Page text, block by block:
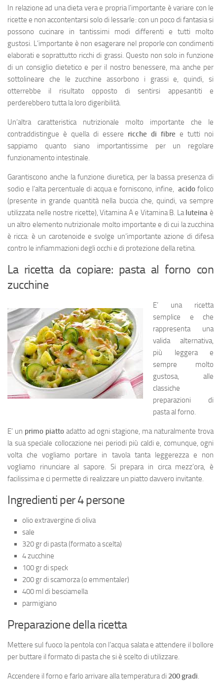
In relazione ad una dieta vera e propria l’importante è variare con le
ricette e non accontentarsi solo di lessarle: con un poco di fantasia si
possono cucinare in tantissimi modi differenti e tutti molto
gustosi. L’importante è non esagerare nel proporle con condimenti
elaborati e soprattutto ricchi di grassi. Questo non solo in funzione
di un consiglio dietetico e per il nostro benessere, ma anche per
sottolineare che le zucchine assorbono i grassi e, quindi, si
otterrebbe il risultato opposto di sentirsi appesantiti e
perderebbero tutta la loro digeribilità.
Un’altra caratteristica nutrizionale molto importante che le
contraddistingue è quella di essere ricche di fibre e tutti noi
sappiamo quanto siano importantissime per un regolare
funzionamento intestinale.
Garantiscono anche la funzione diuretica, per la bassa presenza di
sodio e l’alta percentuale di acqua e forniscono, infine, acido folico
(presente in grande quantità nella buccia che, quindi, va sempre
utilizzata nelle nostre ricette), Vitamina A e Vitamina B. Laluteina è
un altro elemento nutrizionale molto importante e di cui la zucchina
è ricca: è un carotenoide e svolge un’importante azione di difesa
contro le infiammazioni degli occhi e di protezione della retina.
La ricetta da copiare: pasta al forno con
zucchine
E’ una ricetta
semplice e che
rappresenta una
valida alternativa,
più leggera e
sempre molto
gustosa, alle
classiche
preparazioni di
pasta al forno.
E’ un primo piattoadatto ad ogni stagione, ma naturalmente trova
la sua speciale collocazione nei periodi più caldi e, comunque, ogni
volta che vogliamo portare in tavola tanta leggerezza e non
vogliamo rinunciare al sapore. Si prepara in circa mezz’ora, è
facilissima e ci permette di realizzare un piatto davvero invitante.
Ingredienti per 4 persone
olio extravergine di oliva
sale
320 gr di pasta (formato a scelta)
4 zucchine
100 gr di speck
200 gr di scamorza (o emmentaler)
400 ml di besciamella
parmigiano
Preparazione della ricetta
Mettere sul fuoco la pentola con l’acqua salata e attendere il bollore
per buttare il formato di pasta che si è scelto di utilizzare.
Accendere il forno e farlo arrivare alla temperatura di 200 gradi.